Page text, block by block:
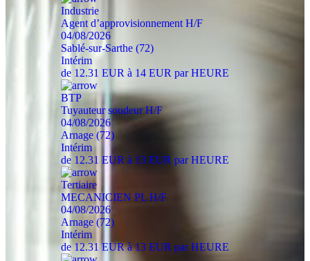
Industrie
Agent d’approvisionnement H/F
04/08/2026
Sablé-sur-Sarthe (72)
Intérim
de 12.31 EUR à 14 EUR par HEURE
BTP
Tuyauteur soudeur H/F
04/08/2026
Arnage (72)
Intérim
de 12.31 EUR à 13 EUR par HEURE
Tertiaire
MECANICIEN PL H/F
04/08/2026
Arnage (72)
Intérim
de 12.31 EUR à 13 EUR par HEURE